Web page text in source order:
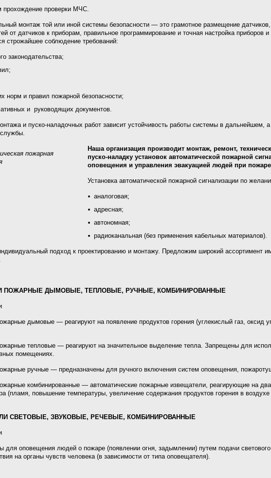
прохождение проверки МЧС.
монтаж той или иной системы безопасности — это грамотное размещение
от датчиков к приборам, правильное программирование и точная настройка приборов
строжайшее соблюдение требований:
законодательства;
норм и правил пожарной безопасности;
и руководящих документов.
и пуско-наладочных работ зависит устойчивость работы системы в дальнейшем,
Наша организация производит монтаж, ремонт,
пуско-наладку установок автоматической пожарной
оповещения и управления эвакуацией людей при
Установка автоматической пожарной сигнализации по
аналоговая;
адресная;
автономная;
радиоканальная (без применения кабельных материалов).
подход к проектированию и монтажу. Предложим широкий ассортимент
ПОЖАРНЫЕ ДЫМОВЫЕ, ТЕПЛОВЫЕ, РУЧНЫЕ, КОМБИНИРОВАННЫЕ
дымовые — реагируют на появление продуктов горения (углекислый газ, оксид
тепловые — реагируют на значительное выделение тепла. Запрещены для
помещениях.
ручные — предназначены для ручного включения систем оповещения,
комбинированные — автоматические пожарные извещатели, реагирующие на
(пламя, повышение температуры, увеличение содержания продуктов горения в
СВЕТОВЫЕ, ЗВУКОВЫЕ, РЕЧЕВЫЕ, КОМБИНИРОВАННЫЕ
для оповещения людей о пожаре (появлении огня, задымлении) путем подачи
на органы чувств человека (в зависимости от типа оповещателя).